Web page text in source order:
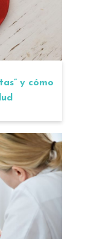
y cómo